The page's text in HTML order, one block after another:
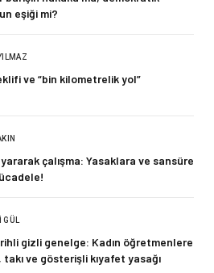
eşiği mi?
ve “bin kilometrelik yol”
yararak çalışma: Yasaklara ve sansüre
gizli genelge: Kadın öğretmenlere
takı ve gösterişli kıyafet yasağı